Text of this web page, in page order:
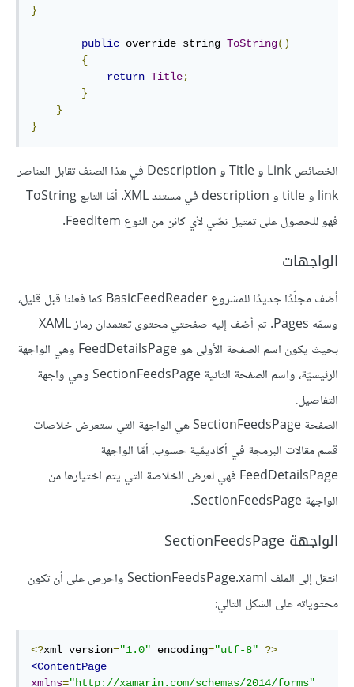
}
public override string ToString()
{
return Title;
}
}
}
الخصائص Link و Title و Description في هذا الصنف تقابل العناصر
link و title و description في مستند XML. أمّا التابع ToString
فهو للحصول على تمثيل نصّي لأي كائن من النوع FeedItem.
الواجهات
أضف مجلّدًا جديدًا للمشروع BasicFeedReader كما فعلنا قبل قليل،
وسمّه Pages. ثم أضف إليه صفحتي محتوى تعتمدان رماز XAML
بحيث يكون اسم الصفحة الأولى هو FeedDetailsPage وهي الواجهة
الرئيسيّة، واسم الصفحة الثانية SectionFeedsPage وهي واجهة
التفاصيل.
الصفحة SectionFeedsPage هي الواجهة التي ستعرض خلاصات
قسم مقالات البرمجة في أكاديمّية حسوب. أمّا الواجهة
FeedDetailsPage فهي لعرض الخلاصة التي يتم اختيارها من
الواجهة SectionFeedsPage.
الواجهة SectionFeedsPage
انتقل إلى الملف SectionFeedsPage.xaml واحرص على أن تكون
محتوياته على الشكل التالي:
<?xml version="1.0" encoding="utf-8" ?>
<ContentPage
xmlns="http://xamarin.com/schemas/2014/forms"